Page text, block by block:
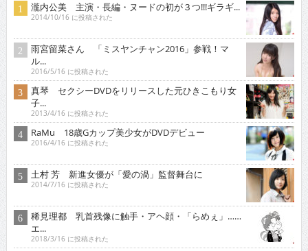
瀧内公美 主演・長編・ヌードの初が３つ!!!ギラギ...
2014/10/16 に投稿された
雨宮留菜さん 「ミスヤンチャン2016」参戦！マ
ル...
2016/5/16 に投稿された
真琴 セクシーDVDをリリースした元ひきこもり女
子...
2013/4/16 に投稿された
RaMu 18歳Gカップ美少女がDVDデビュー
2016/4/16 に投稿された
土村 芳 新進女優が「愛の渦」監督舞台に
2014/7/16 に投稿された
稀見理都 乳首残像に触手・アヘ顔・「らめぇ」……
エ...
2018/3/16 に投稿された